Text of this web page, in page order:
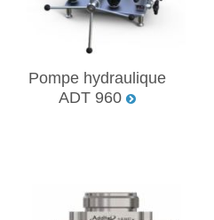
Pompe hydraulique
ADT 960